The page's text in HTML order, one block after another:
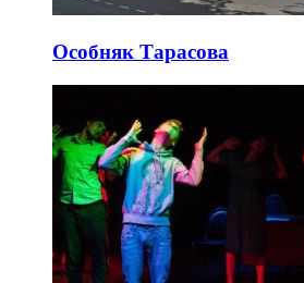
Особняк Тарасова